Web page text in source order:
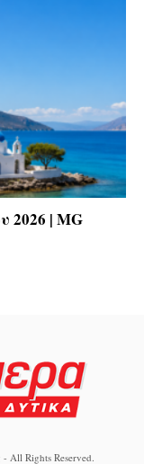
2026 | MG
All Rights Reserved.